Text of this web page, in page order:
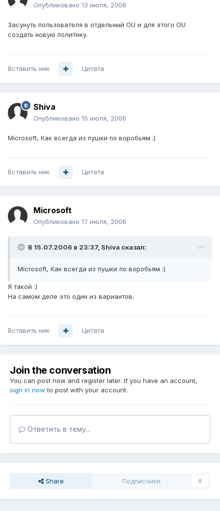
Опубликовано 13 июля, 2006
Засунуть пользователя в отдельный OU и для этого OU
создать новую политику.
Вставить ник Цитата
Shiva
Опубликовано 15 июля, 2006
Microsoft, Как всегда из пушки по воробьям :)
Вставить ник Цитата
Microsoft
Опубликовано 17 июля, 2006
В 15.07.2006 в 23:37, Shiva сказал:
Microsoft, Как всегда из пушки по воробьям :)
Я такой :)
На самом деле это один из вариантов.
Вставить ник Цитата
Join the conversation
You can post now and register later. If you have an account,
sign in now to post with your account.
Ответить в тему...
Share Подписчики 0